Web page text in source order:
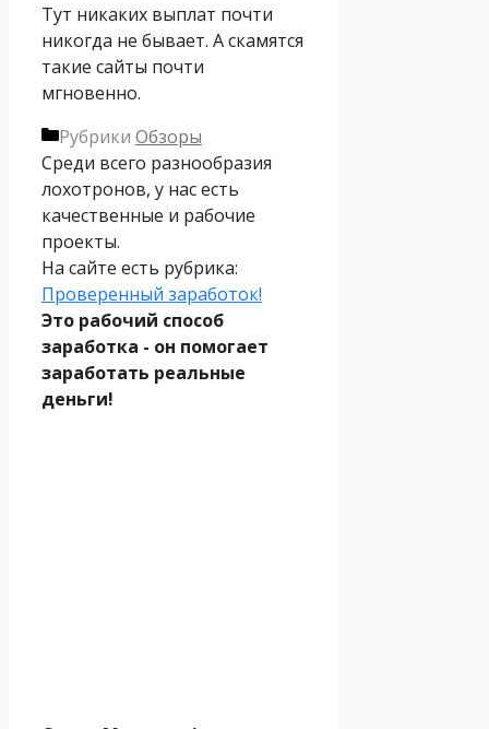
Тут никаких выплат почти
никогда не бывает. А скамятся
такие сайты почти
мгновенно.
Рубрики Обзоры
Среди всего разнообразия
лохотронов, у нас есть
качественные и рабочие
проекты.
На сайте есть рубрика:
Проверенный заработок!
Это рабочий способ
заработка - он помогает
заработать реальные
деньги!